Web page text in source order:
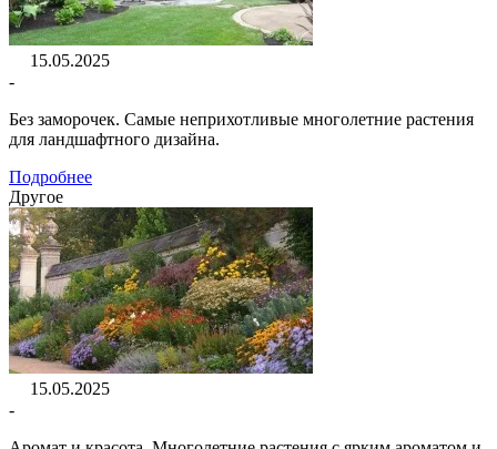
15.05.2025
-
Без заморочек. Самые неприхотливые многолетние растения
для ландшафтного дизайна.
Подробнее
Другое
15.05.2025
-